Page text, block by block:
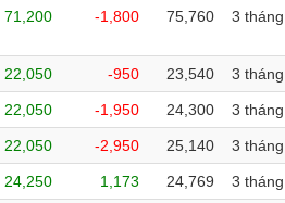
71,200 -1,800 75,760 3 tháng
22,050 -950 23,540 3 tháng
22,050 -1,950 24,300 3 tháng
22,050 -2,950 25,140 3 tháng
24,250 1,173 24,769 3 tháng